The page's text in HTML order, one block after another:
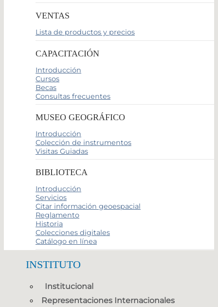
VENTAS
Lista de productos y precios
CAPACITACIÓN
Introducción
Cursos
Becas
Consultas frecuentes
MUSEO GEOGRÁFICO
Introducción
Colección de instrumentos
Visitas Guiadas
BIBLIOTECA
Introducción
Servicios
Citar información geoespacial
Reglamento
Historia
Colecciones digitales
Catálogo en línea
INSTITUTO
Institucional
Representaciones Internacionales